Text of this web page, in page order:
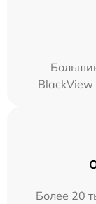
BlackView
Более 20